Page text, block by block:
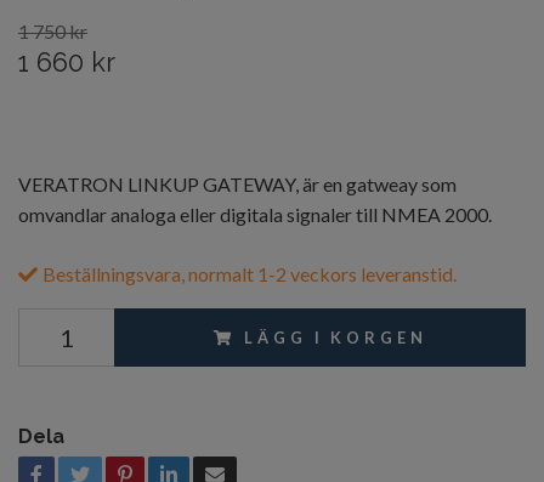
1 750 kr
1 660 kr
VERATRON LINKUP GATEWAY, är en gatweay som
omvandlar analoga eller digitala signaler till NMEA 2000.
Beställningsvara, normalt 1-2 veckors leveranstid.
LÄGG I KORGEN
Dela